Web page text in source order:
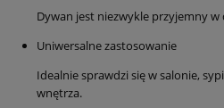
Dywan jest niezwykle przyjemny
Uniwersalne zastosowanie
Idealnie sprawdzi się w salonie,
wnętrza.